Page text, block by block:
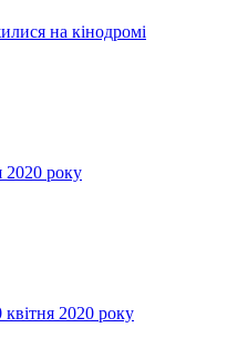
на кінодромі
2020 року
квітня 2020 року